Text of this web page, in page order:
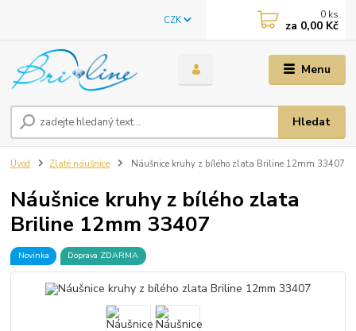
Menu
CZK
Hledat
0 ks
za 0,00 Kč
Úvod Zlaté náušnice Náušnice kruhy z bílého zlata Briline 12mm 33407
Náušnice kruhy z bílého zlata
Briline 12mm 33407
Novinka Doprava ZDARMA